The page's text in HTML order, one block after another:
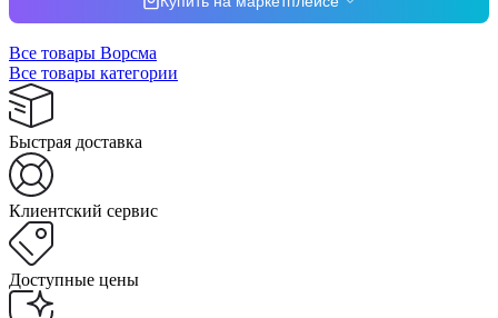
Все товары Ворсма
Все товары категории
Быстрая доставка
Клиентский сервис
Доступные цены